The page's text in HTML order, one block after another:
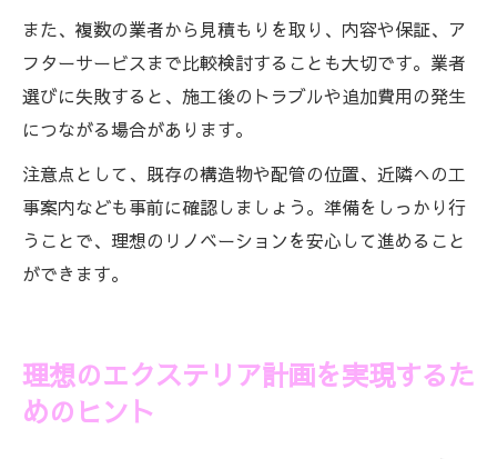
また、複数の業者から見積もりを取り、内容や保証、ア
フターサービスまで比較検討することも大切です。業者
選びに失敗すると、施工後のトラブルや追加費用の発生
につながる場合があります。
注意点として、既存の構造物や配管の位置、近隣への工
事案内なども事前に確認しましょう。準備をしっかり行
うことで、理想のリノベーションを安心して進めること
ができます。
理想のエクステリア計画を実現するた
めのヒント